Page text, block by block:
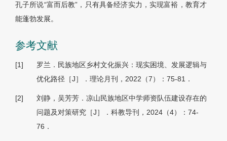
孔子所说“富而后教”，只有具备经济实力，实现富裕，教育才
能蓬勃发展。
参考文献
[1]
罗兰．民族地区乡村文化振兴：现实困境、发展逻辑与
优化路径［J］．理论月刊，2022（7）：75-81．
[2]
刘静，吴芳芳．凉山民族地区中学师资队伍建设存在的
问题及对策研究［J］．科教导刊，2024（4）：74-
76．